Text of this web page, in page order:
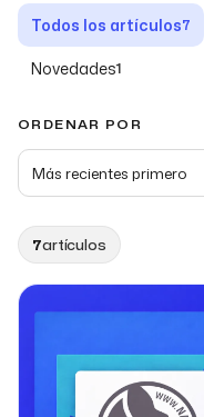
Todos los artículos7
Novedades1
ORDENAR POR
7artículos